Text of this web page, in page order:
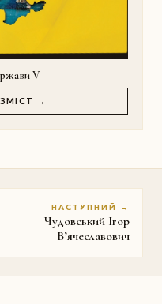
V
→
НАСТУПНИЙ →
Чудовський Ігор
В’ячеславович